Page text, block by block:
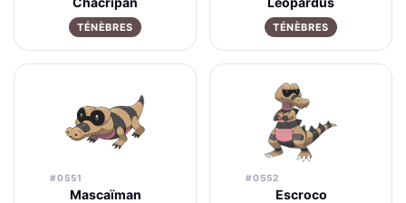
TÉNÈBRES TÉNÈBRES
#0551
Mascaïman
#0552
Escroco